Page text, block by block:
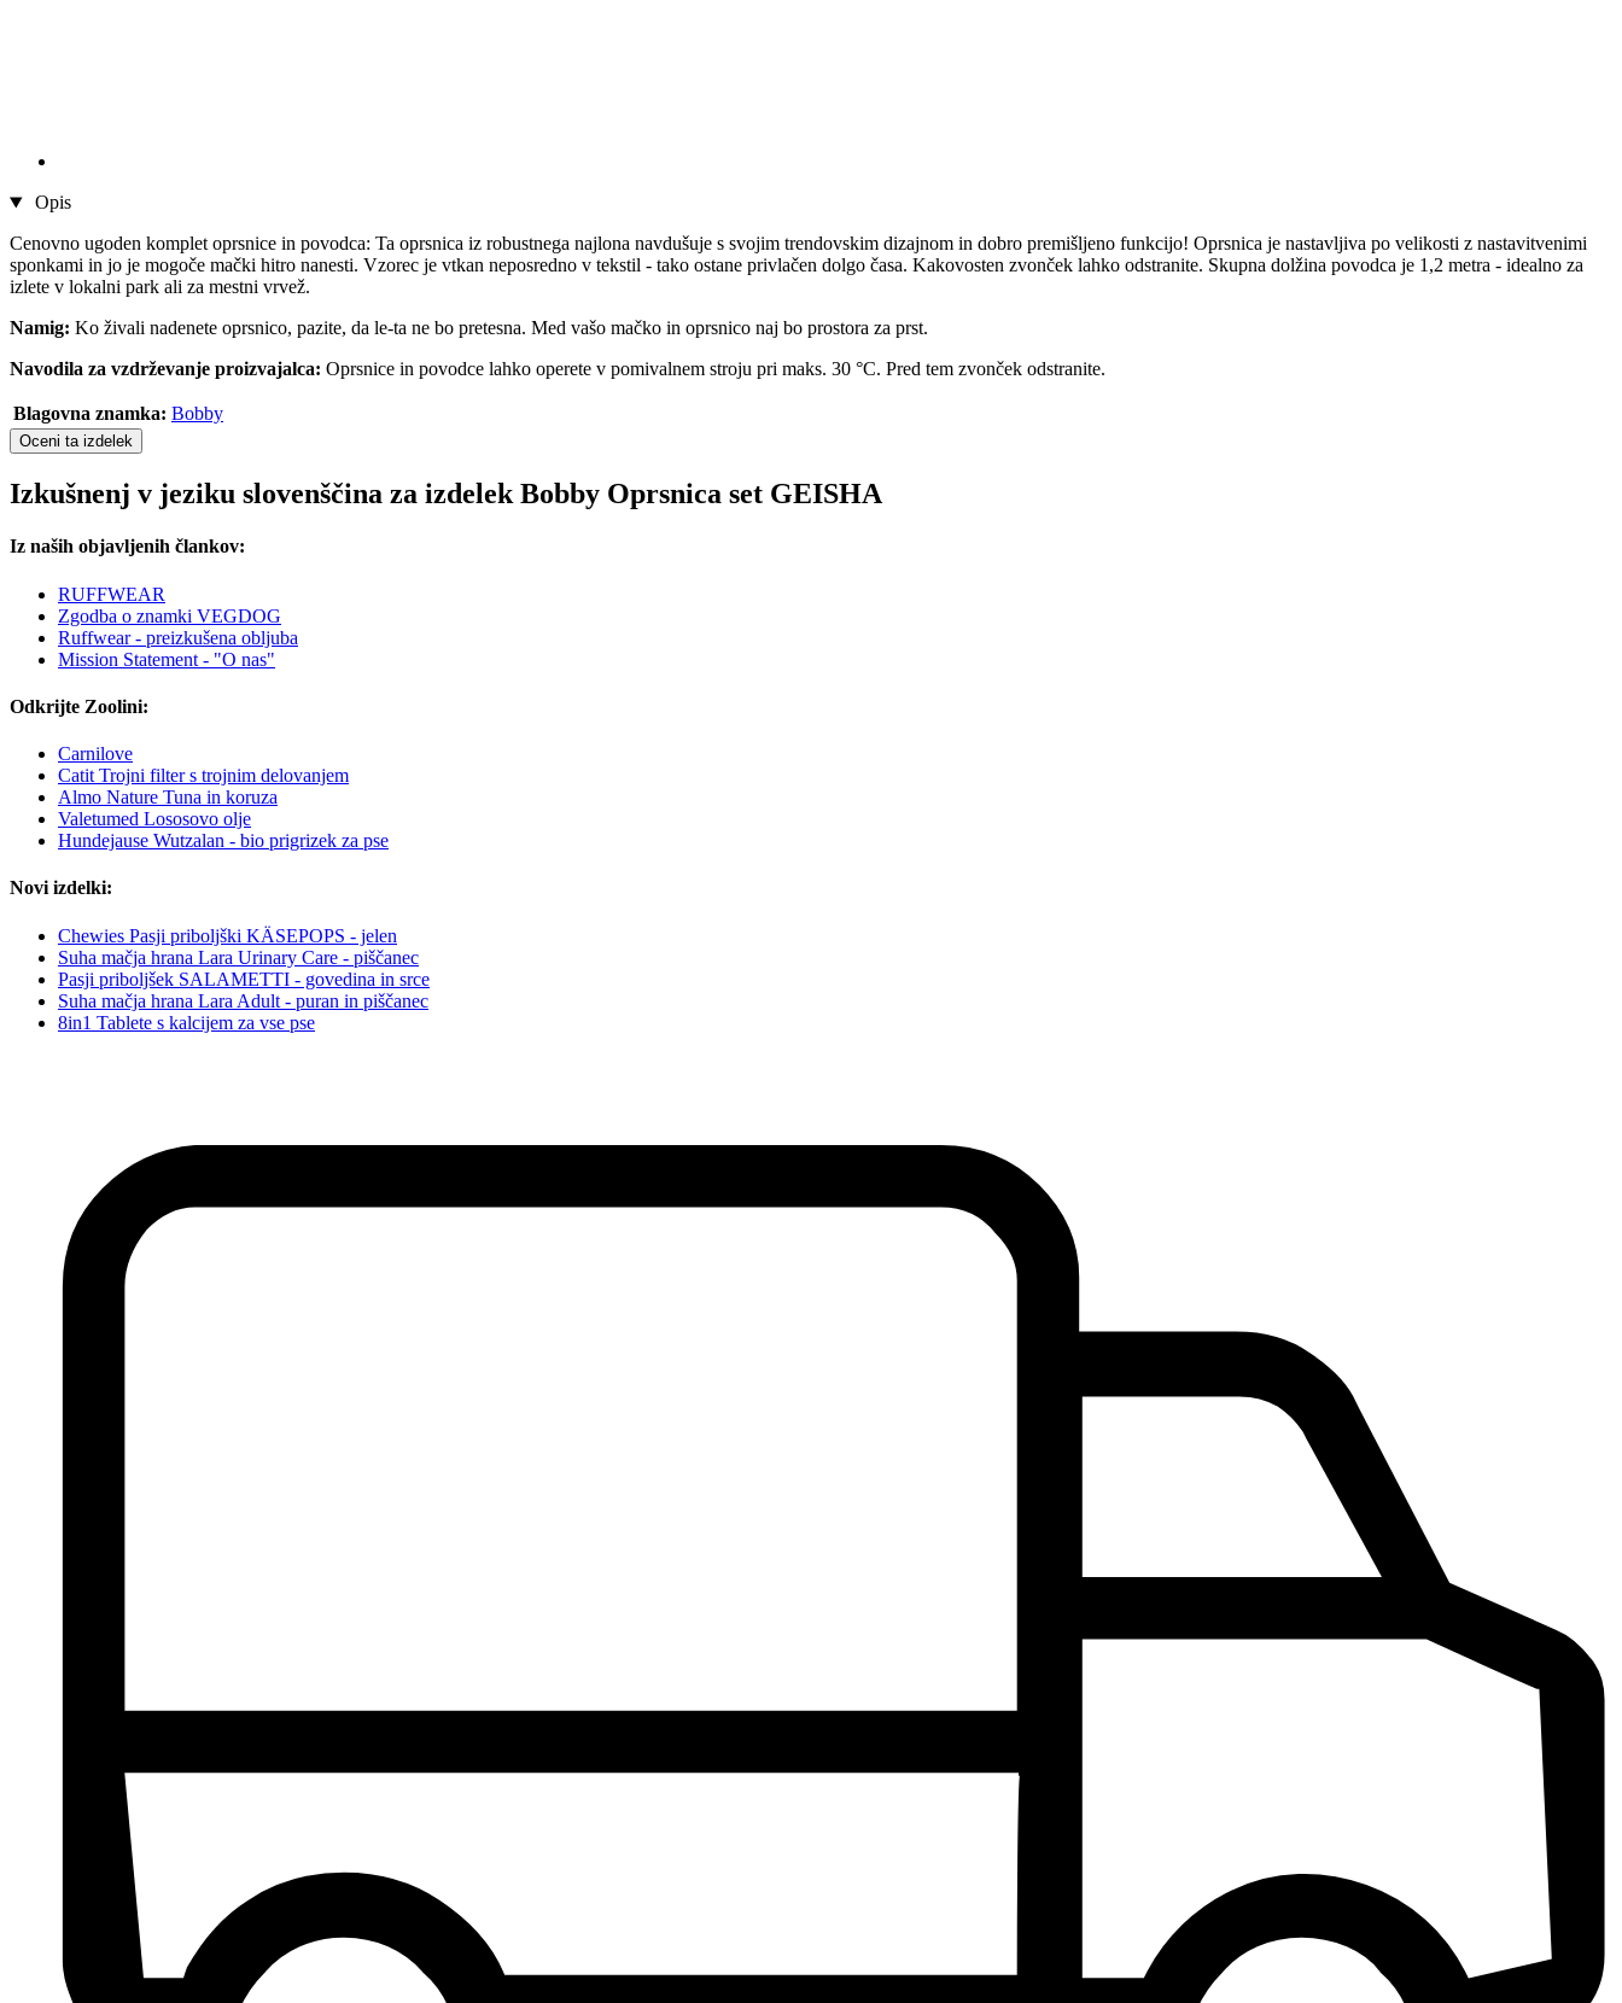
Opis
Cenovno ugoden komplet oprsnice in povodca: Ta oprsnica iz robustnega najlona navdušuje s svojim trendovskim dizajnom in dobro premišljeno funkcijo! Oprsnica je nastavljiva po velikosti z nastavitvenimi
sponkami in jo je mogoče mački hitro nanesti. Vzorec je vtkan neposredno v tekstil - tako ostane privlačen dolgo časa. Kakovosten zvonček lahko odstranite. Skupna dolžina povodca je 1,2 metra - idealno za
izlete v lokalni park ali za mestni vrvež.
Namig: Ko živali nadenete oprsnico, pazite, da le-ta ne bo pretesna. Med vašo mačko in oprsnico naj bo prostora za prst.
Navodila za vzdrževanje proizvajalca: Oprsnice in povodce lahko operete v pomivalnem stroju pri maks. 30 °C. Pred tem zvonček odstranite.
Blagovna znamka: Bobby
Oceni ta izdelek
Izkušnenj v jeziku slovenščina za izdelek Bobby Oprsnica set GEISHA
Iz naših objavljenih člankov:
RUFFWEAR
Zgodba o znamki VEGDOG
Ruffwear - preizkušena obljuba
Mission Statement - "O nas"
Odkrijte Zoolini:
Carnilove
Catit Trojni filter s trojnim delovanjem
Almo Nature Tuna in koruza
Valetumed Lososovo olje
Hundejause Wutzalan - bio prigrizek za pse
Novi izdelki:
Chewies Pasji priboljški KÄSEPOPS - jelen
Suha mačja hrana Lara Urinary Care - piščanec
Pasji priboljšek SALAMETTI - govedina in srce
Suha mačja hrana Lara Adult - puran in piščanec
8in1 Tablete s kalcijem za vse pse